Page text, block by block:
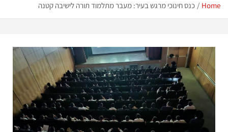
Home כנס חינוכי מרגש בעיר: מעבר מתלמוד תורה לישיבה קטנה